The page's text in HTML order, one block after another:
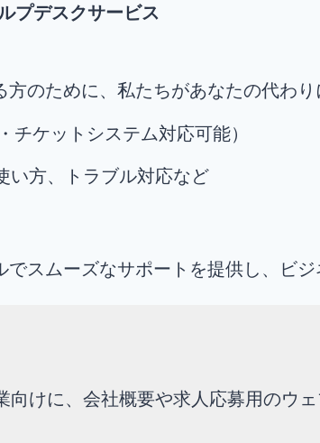
プデスクサービス
のために、私たちがあなたの代わり
チケットシステム対応可能）
い方、トラブル対応など
スムーズなサポートを提供し、ビジ
けに、会社概要や求人応募用のウ